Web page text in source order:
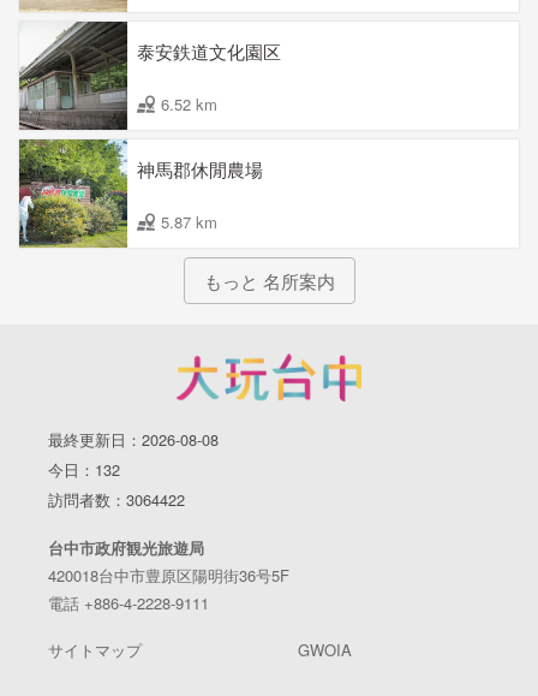
泰安鉄道文化園区
6.52 km
神馬郡休閒農場
5.87 km
もっと 名所案内
最終更新日：2026-08-08
今日：132
訪問者数：3064422
台中市政府観光旅遊局
420018台中市豊原区陽明街36号5F
電話 +886-4-2228-9111
サイトマップ GWOIA